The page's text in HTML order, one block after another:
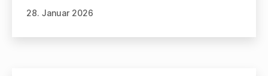
28. Januar 2026